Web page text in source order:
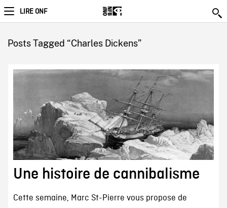
LIRE ONF
Posts Tagged “Charles Dickens”
Une histoire de cannibalisme
Cette semaine, Marc St-Pierre vous propose de